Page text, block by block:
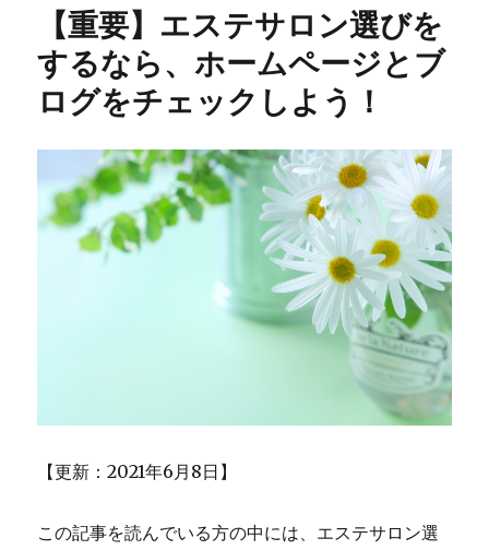
【重要】エステサロン選びを
するなら、ホームページとブ
ログをチェックしよう！
【更新：2021年6月8日】
この記事を読んでいる方の中には、エステサロン選